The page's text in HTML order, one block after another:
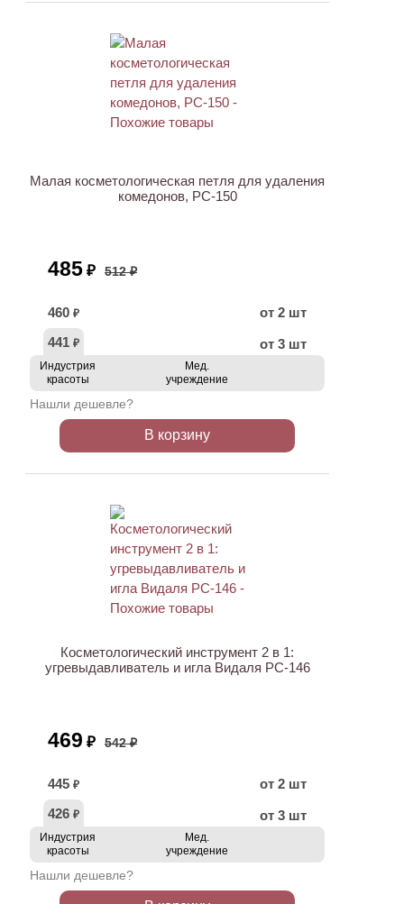
Малая косметологическая петля для удаления
комедонов, PC-150
485 ₽ 512 ₽
460 ₽
от 2 шт
441 ₽ от 3 шт
Индустрия
красоты
Мед.
учреждение
Нашли дешевле?
В корзину
Косметологический инструмент 2 в 1:
угревыдавливатель и игла Видаля PC-146
469 ₽ 542 ₽
445 ₽
от 2 шт
426 ₽ от 3 шт
Индустрия
красоты
Мед.
учреждение
Нашли дешевле?